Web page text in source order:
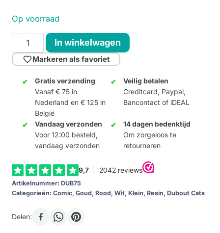
Op voorraad
Qu’est-
ce
qu’on
mange?
aantal
In winkelwagen
Markeren als favoriet
Gratis verzending
Vanaf € 75 in
Nederland en € 125 in
België
Veilig betalen
Creditcard, Paypal,
Bancontact of iDEAL
Vandaag verzonden
Voor 12:00 besteld,
vandaag verzonden
14 dagen bedenktijd
Om zorgeloos te
retourneren
Artikelnummer: DUB75
Categorieën: Comic, Goud, Rood, Wit, Klein, Resin, Dubout Cats
Delen: